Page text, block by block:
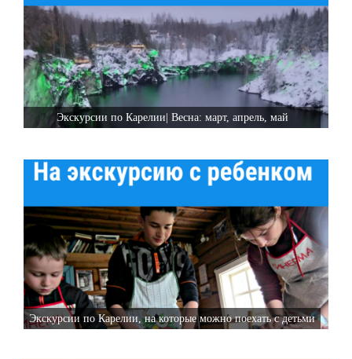
Экскурсии по Карелии| Весна: март, апрель, май
Экскурсии по Карелии, на которые можно поехать с детьми